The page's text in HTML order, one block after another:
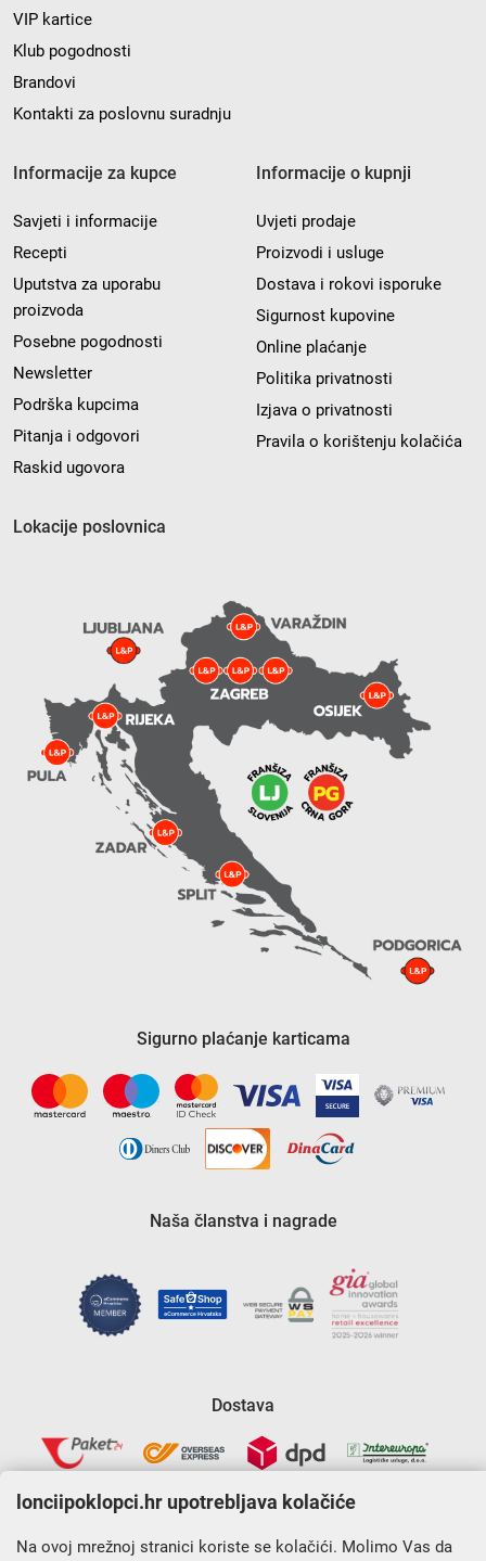
VIP kartice
Klub pogodnosti
Brandovi
Kontakti za poslovnu suradnju
Informacije za kupce
Savjeti i informacije
Recepti
Uputstva za uporabu
proizvoda
Posebne pogodnosti
Newsletter
Podrška kupcima
Pitanja i odgovori
Raskid ugovora
Informacije o kupnji
Uvjeti prodaje
Proizvodi i usluge
Dostava i rokovi isporuke
Sigurnost kupovine
Online plaćanje
Politika privatnosti
Izjava o privatnosti
Pravila o korištenju kolačića
Lokacije poslovnica
Sigurno plaćanje karticama
Naša članstva i nagrade
Dostava
lonciipoklopci.hr upotrebljava kolačiće
Na ovoj mrežnoj stranici koriste se kolačići. Molimo Vas da